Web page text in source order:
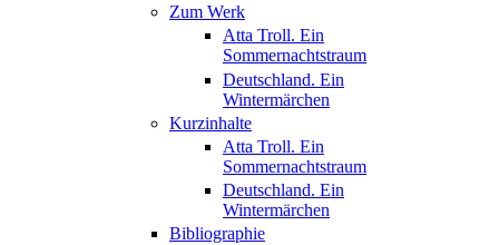
Zum Werk
Atta Troll. Ein
Sommernachtstraum
Deutschland. Ein
Wintermärchen
Kurzinhalte
Atta Troll. Ein
Sommernachtstraum
Deutschland. Ein
Wintermärchen
Bibliographie